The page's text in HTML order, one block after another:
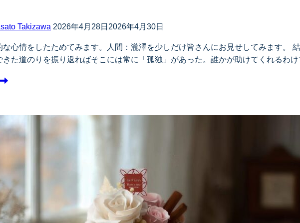
Takizawa 2026年4月28日 2026年4月30日
な心情をしたためてみます。人間：瀧澤を少しだけ皆さんにお見せしてみます。
きた道のりを振り返ればそこには常に「孤独」があった。誰かが助けてくれるわ